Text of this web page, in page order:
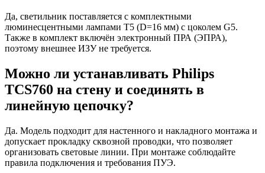
Да, светильник поставляется с комплектными
люминесцентными лампами T5 (D=16 мм) с цоколем G5.
Также в комплект включён электронный ПРА (ЭПРА),
поэтому внешнее ИЗУ не требуется.
Можно ли устанавливать Philips
TCS760 на стену и соединять в
линейную цепочку?
Да. Модель подходит для настенного и накладного монтажа и
допускает прокладку сквозной проводки, что позволяет
организовать световые линии. При монтаже соблюдайте
правила подключения и требования ПУЭ.